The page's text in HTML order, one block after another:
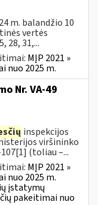
m. balandžio 10
vertės
28, 31,...
MĮP 2021 »
nuo 2025 m.
Nr. VA-49
inspekcijos
viršininko
(toliau –...
MĮP 2021 »
nuo 2025 m.
įstatymų
pakeitimai nuo